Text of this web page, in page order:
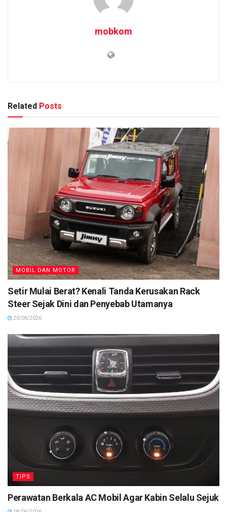
mobkom
Related Posts
MOBIL DAN MOTOR
Setir Mulai Berat? Kenali Tanda Kerusakan Rack
Steer Sejak Dini dan Penyebab Utamanya
20/06/2026
TIPS
Perawatan Berkala AC Mobil Agar Kabin Selalu Sejuk